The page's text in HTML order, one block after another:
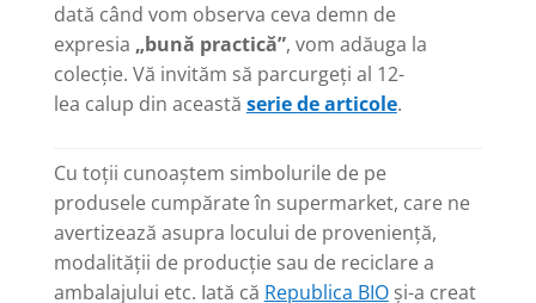
dată când vom observa ceva demn de
expresia „bună practică”, vom adăuga la
colecție. Vă invităm să parcurgeți al 12-
lea calup din această serie de articole.
Cu toții cunoaștem simbolurile de pe
produsele cumpărate în supermarket, care ne
avertizează asupra locului de proveniență,
modalității de producție sau de reciclare a
ambalajului etc. Iată că Republica BIOși-a creat